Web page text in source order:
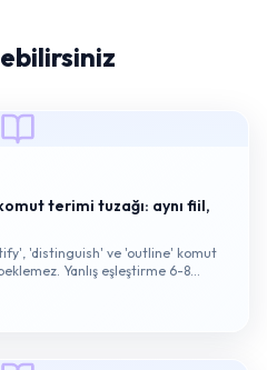
terimi tuzağı: aynı fiil,
'distinguish' ve 'outline' komut
Yanlış eşleştirme 6-8